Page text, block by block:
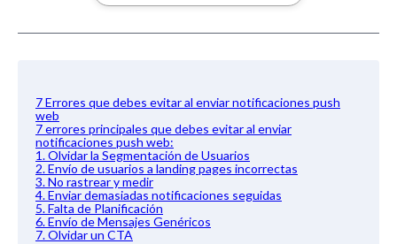
7 Errores que debes evitar al enviar notificaciones push
web
7 errores principales que debes evitar al enviar
notificaciones push web:
1. Olvidar la Segmentación de Usuarios
2. Envío de usuarios a landing pages incorrectas
3. No rastrear y medir
4. Enviar demasiadas notificaciones seguidas
5. Falta de Planificación
6. Envío de Mensajes Genéricos
7. Olvidar un CTA